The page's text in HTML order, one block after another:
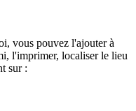
vous pouvez l'ajouter à
l'imprimer, localiser le lieu
sur :